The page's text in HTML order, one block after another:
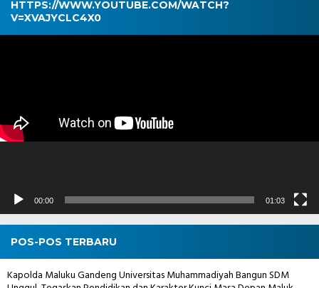
HTTPS://WWW.YOUTUBE.COM/WATCH?
V=XVAJYCLC4X0
Pemutar
00:00 01:03
POS-POS TERBARU
Kapolda Maluku Gandeng Universitas Muhammadiyah Bangun SDM